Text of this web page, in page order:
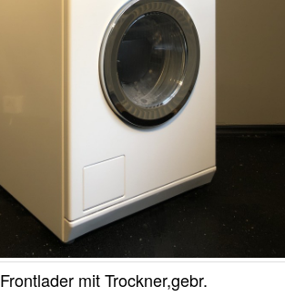
Frontlader mit Trockner,gebr.